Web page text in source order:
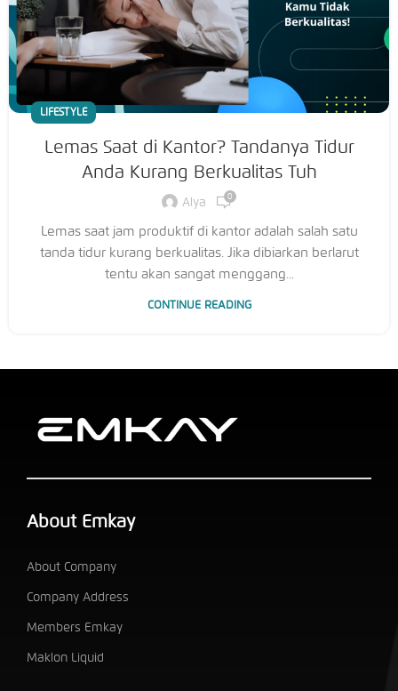
LIFESTYLE
Lemas Saat di Kantor? Tandanya Tidur
Anda Kurang Berkualitas Tuh
Alya 0
Lemas saat jam produktif di kantor adalah salah satu
tanda tidur kurang berkualitas. Jika dibiarkan berlarut
tentu akan sangat menggang...
CONTINUE READING
About Emkay
About Company
Company Address
Members Emkay
Maklon Liquid